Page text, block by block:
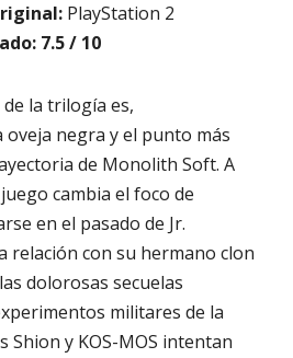
PlayStation 2
7.5 / 10
la trilogía es,
negra y el punto más
de Monolith Soft. A
cambia el foco de
en el pasado de Jr.
relación con su hermano clon
dolorosas secuelas
militares de la
Shion y KOS-MOS intentan